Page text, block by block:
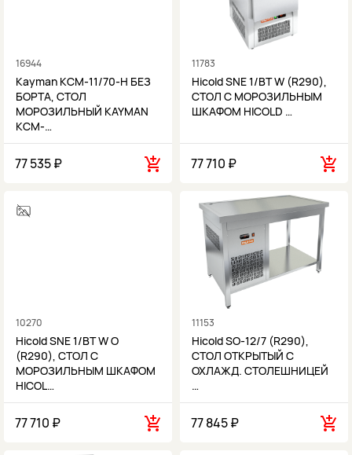
16944
Kayman КСМ-11/70-Н БЕЗ
БОРТА, СТОЛ
МОРОЗИЛЬНЫЙ KAYMAN
КСМ-…
77 535 ₽
11783
Hicold SNE 1/BT W (R290),
СТОЛ С МОРОЗИЛЬНЫМ
ШКАФОМ HICOLD …
77 710 ₽
10270
Hicold SNE 1/BT W О
(R290), СТОЛ С
МОРОЗИЛЬНЫМ ШКАФОМ
HICOL…
77 710 ₽
11153
Hicold SO-12/7 (R290),
СТОЛ ОТКРЫТЫЙ С
ОХЛАЖД. СТОЛЕШНИЦЕЙ
…
77 845 ₽